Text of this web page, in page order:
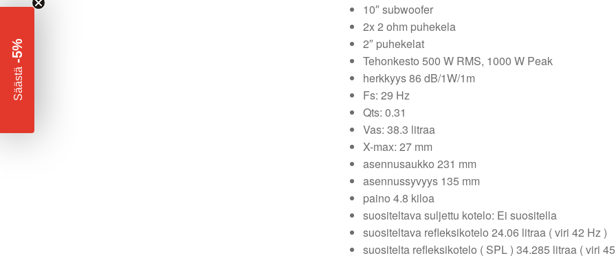
10″ subwoofer
2x 2 ohm puhekela
2″ puhekelat
Tehonkesto 500 W RMS, 1000 W Peak
herkkyys 86 dB/1W/1m
Fs: 29 Hz
Qts: 0.31
Vas: 38.3 litraa
X-max: 27 mm
asennusaukko 231 mm
asennussyvyys 135 mm
paino 4.8 kiloa
suositeltava suljettu kotelo: Ei suositella
suositeltava refleksikotelo 24.06 litraa ( viri 42 Hz )
suositelta refleksikotelo ( SPL ) 34.285 litraa ( viri
Säästä
-5%